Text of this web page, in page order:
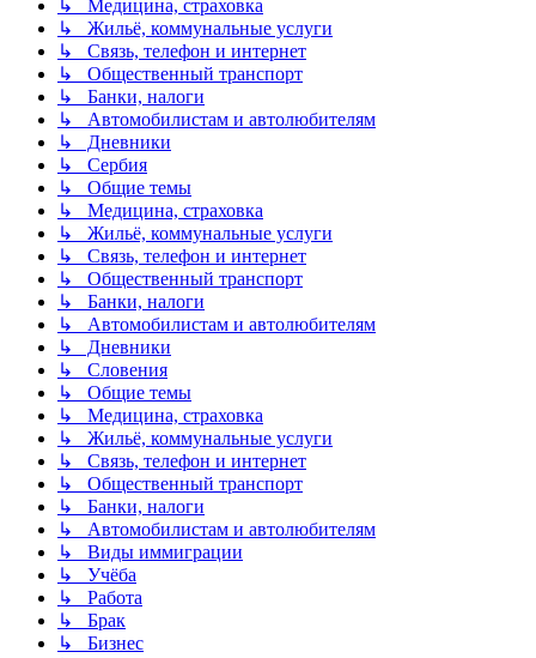
↳ Медицина, страховка
↳ Жильё, коммунальные услуги
↳ Связь, телефон и интернет
↳ Общественный транспорт
↳ Банки, налоги
↳ Автомобилистам и автолюбителям
↳ Дневники
↳ Сербия
↳ Общие темы
↳ Медицина, страховка
↳ Жильё, коммунальные услуги
↳ Связь, телефон и интернет
↳ Общественный транспорт
↳ Банки, налоги
↳ Автомобилистам и автолюбителям
↳ Дневники
↳ Словения
↳ Общие темы
↳ Медицина, страховка
↳ Жильё, коммунальные услуги
↳ Связь, телефон и интернет
↳ Общественный транспорт
↳ Банки, налоги
↳ Автомобилистам и автолюбителям
↳ Виды иммиграции
↳ Учёба
↳ Работа
↳ Брак
↳ Бизнес